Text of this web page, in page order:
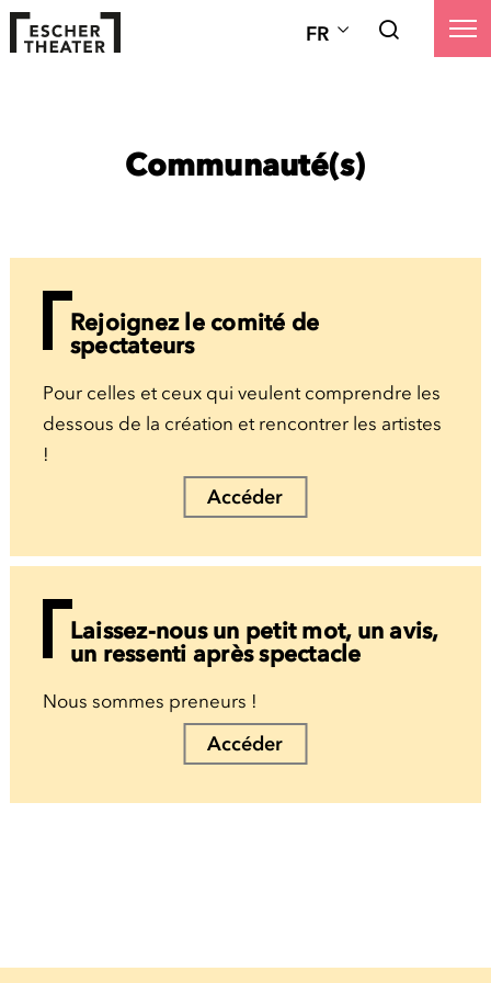
FR
Communauté(s)
Rejoignez le comité de
spectateurs
Pour celles et ceux qui veulent comprendre les
dessous de la création et rencontrer les artistes
!
Accéder
Laissez-nous un petit mot, un avis,
un ressenti après spectacle
Nous sommes preneurs !
Accéder